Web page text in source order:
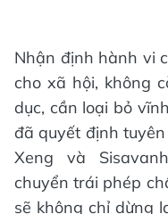
Nhận định hành vi
cho xã hội, không
dục, cần loại bỏ
đã quyết định
Xeng và
chuyển trái phép
sẽ không chỉ dừng